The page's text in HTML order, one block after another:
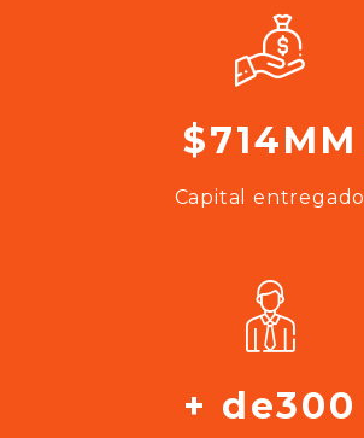
$714MM
Capital entregado
+ de300